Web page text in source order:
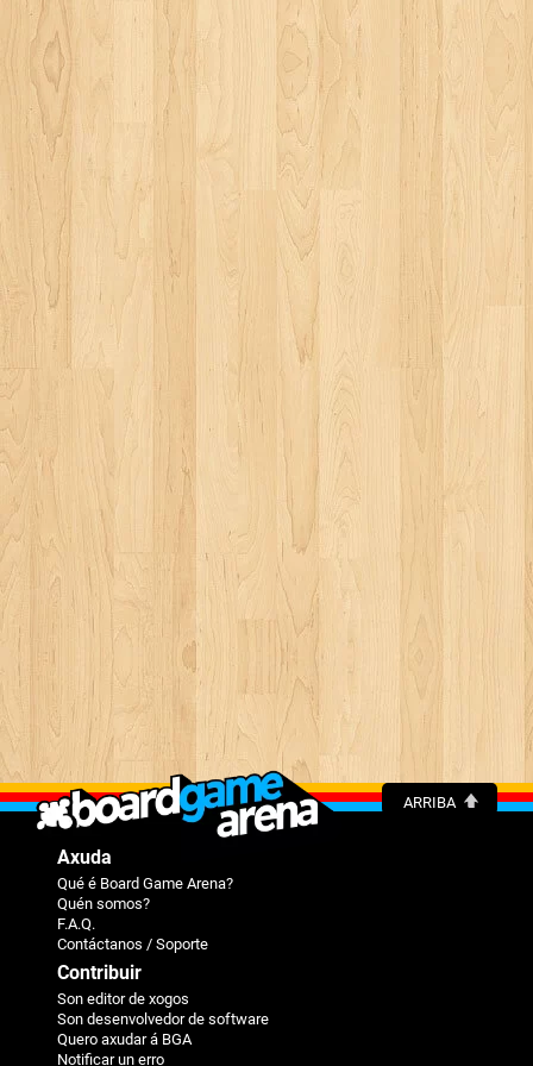
ARRIBA
Axuda
Qué é Board Game Arena?
Quén somos?
F.A.Q.
Contáctanos / Soporte
Contribuir
Son editor de xogos
Son desenvolvedor de software
Quero axudar á BGA
Notificar un erro